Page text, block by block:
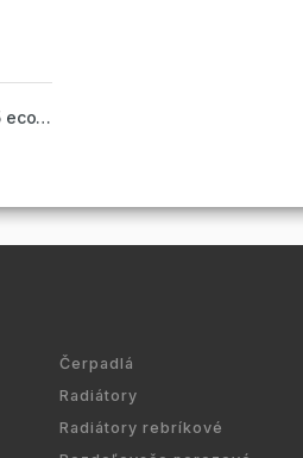
Vaillant VUW 26CS/1-5 ecoTEC plus IoniDetect - s prietokovým ohrevom TV
Čerpadlá
Radiátory
Radiátory rebríkové